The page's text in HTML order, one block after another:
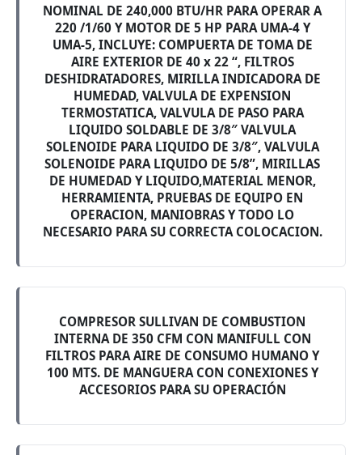
NOMINAL DE 240,000 BTU/HR PARA OPERAR A
220 /1/60 Y MOTOR DE 5 HP PARA UMA-4 Y
UMA-5, INCLUYE: COMPUERTA DE TOMA DE
AIRE EXTERIOR DE 40 x 22 “, FILTROS
DESHIDRATADORES, MIRILLA INDICADORA DE
HUMEDAD, VALVULA DE EXPENSION
TERMOSTATICA, VALVULA DE PASO PARA
LIQUIDO SOLDABLE DE 3/8″ VALVULA
SOLENOIDE PARA LIQUIDO DE 3/8″, VALVULA
SOLENOIDE PARA LIQUIDO DE 5/8”, MIRILLAS
DE HUMEDAD Y LIQUIDO,MATERIAL MENOR,
HERRAMIENTA, PRUEBAS DE EQUIPO EN
OPERACION, MANIOBRAS Y TODO LO
NECESARIO PARA SU CORRECTA COLOCACION.
COMPRESOR SULLIVAN DE COMBUSTION
INTERNA DE 350 CFM CON MANIFULL CON
FILTROS PARA AIRE DE CONSUMO HUMANO Y
100 MTS. DE MANGUERA CON CONEXIONES Y
ACCESORIOS PARA SU OPERACIÓN